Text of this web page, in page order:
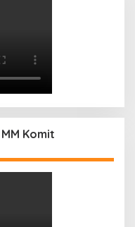
Komit